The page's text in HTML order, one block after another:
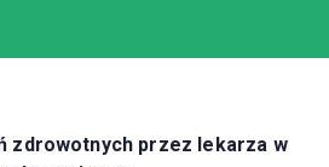
zdrowotnych przez lekarza w